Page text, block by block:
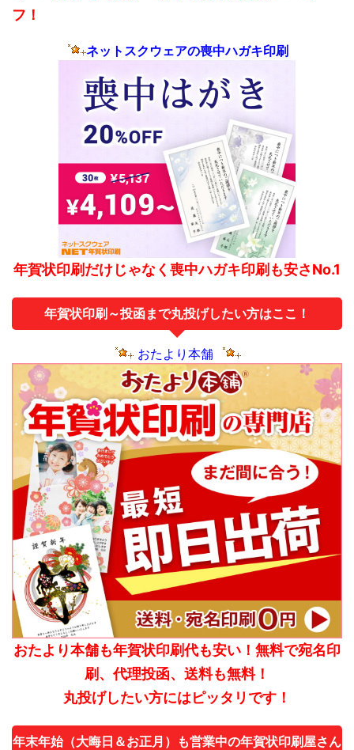
フ！
ネットスクウェアの喪中ハガキ印刷
年賀状印刷だけじゃなく喪中ハガキ印刷も安さNo.1
年賀状印刷～投函まで丸投げしたい方はここ！
おたより本舗
おたより本舗も年賀状印刷代も安い！無料で宛名印
刷、代理投函、送料も無料！
丸投げしたい方にはピッタリです！
年末年始（大晦日＆お正月）も営業中の年賀状印刷屋さん